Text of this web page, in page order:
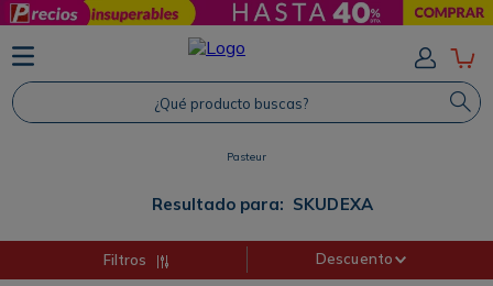
¿Qué producto buscas?
Pasteur
Resultado para: SKUDEXA
Filtros Descuento
TÉRMINOS MÁS BUSCADOS
1. Protector Solar
2. Shampoo